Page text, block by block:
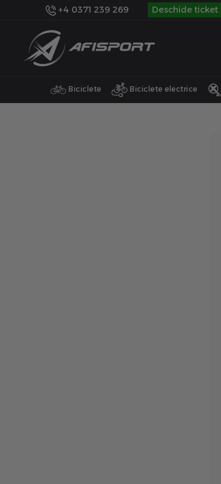
+4 0371 239 269 Deschide ticket
Biciclete Biciclete electrice